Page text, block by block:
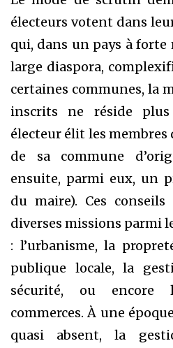
électeurs votent dans
qui, dans un pays à
large diaspora,
certaines communes, la
inscrits ne réside plus
électeur élit les
de sa commune
ensuite, parmi eux, un
du maire). Ces
diverses missions parmi
: l’urbanisme, la
publique locale, la
sécurité, ou encore
commerces. À une
quasi absent, la